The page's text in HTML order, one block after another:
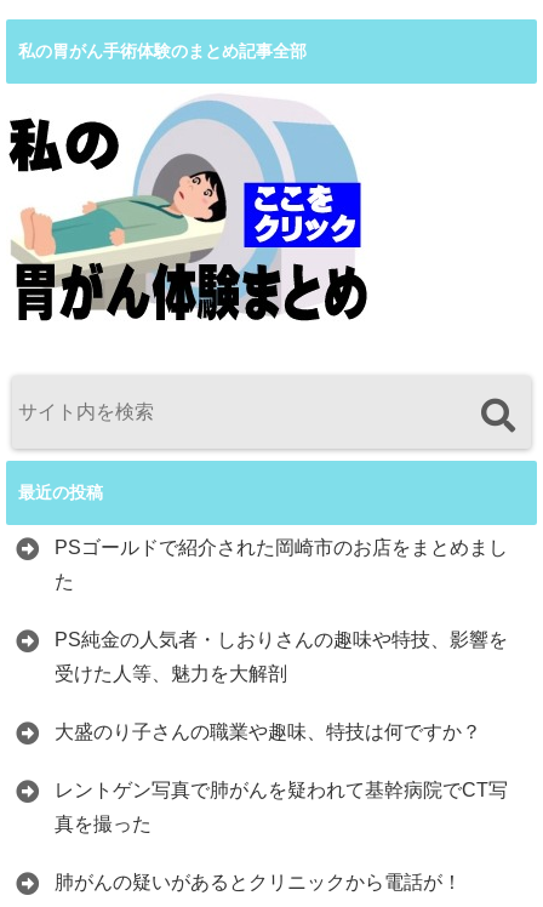
私の胃がん手術体験のまとめ記事全部
最近の投稿
PSゴールドで紹介された岡崎市のお店をまとめまし
た
PS純金の人気者・しおりさんの趣味や特技、影響を
受けた人等、魅力を大解剖
大盛のり子さんの職業や趣味、特技は何ですか？
レントゲン写真で肺がんを疑われて基幹病院でCT写
真を撮った
肺がんの疑いがあるとクリニックから電話が！